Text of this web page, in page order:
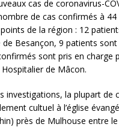
cas de coronavirus-
de cas confirmés à
de la région : 12
Besançon, 9 patients
sont pris en charge
de Mâcon.
investigations, la plupart de
cultuel à l’église
près de Mulhouse entre